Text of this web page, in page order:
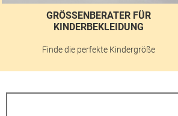
GRÖSSENBERATER FÜR K
INDERBEKLEIDUNG
Finde die perfekte Kindergröße